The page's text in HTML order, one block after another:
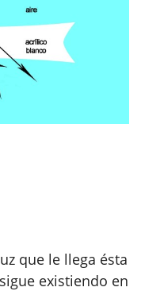
que le llega ésta
existiendo en